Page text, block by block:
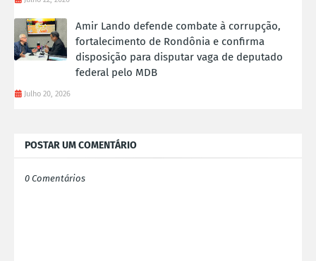
Amir Lando defende combate à corrupção,
fortalecimento de Rondônia e confirma
disposição para disputar vaga de deputado
federal pelo MDB
Julho 20, 2026
POSTAR UM COMENTÁRIO
0 Comentários